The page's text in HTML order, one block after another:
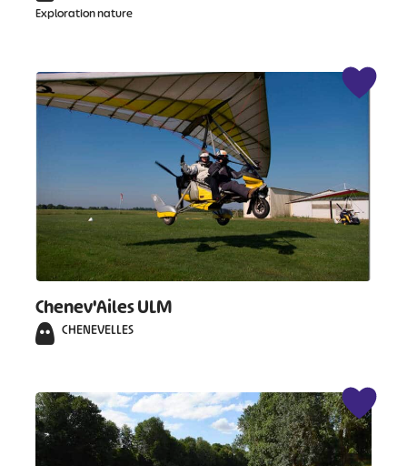
Exploration nature
Chenev'Ailes ULM
CHENEVELLES